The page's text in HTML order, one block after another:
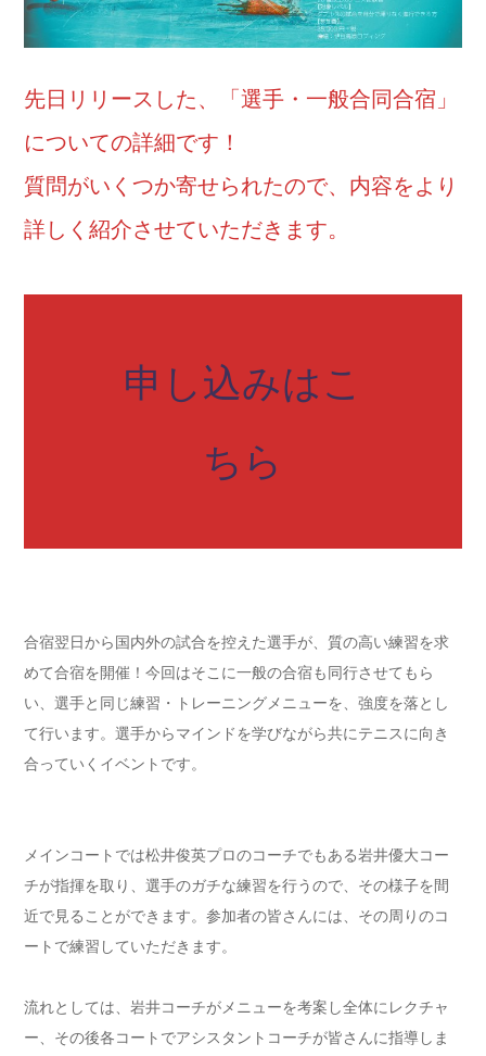
先日リリースした、「選手・一般合同合宿」
についての詳細です！
質問がいくつか寄せられたので、内容をより
詳しく紹介させていただきます。
申し込みはこ
ちら
合宿翌日から国内外の試合を控えた選手が、質の高い練習を求
めて合宿を開催！今回はそこに一般の合宿も同行させてもら
い、選手と同じ練習・トレーニングメニューを、強度を落とし
て行います。選手からマインドを学びながら共にテニスに向き
合っていくイベントです。
メインコートでは松井俊英プロのコーチでもある岩井優大コー
チが指揮を取り、選手のガチな練習を行うので、その様子を間
近で見ることができます。参加者の皆さんには、その周りのコ
ートで練習していただきます。
流れとしては、岩井コーチがメニューを考案し全体にレクチャ
ー、その後各コートでアシスタントコーチが皆さんに指導しま